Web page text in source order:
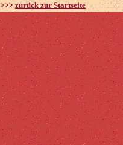
>>>zurück zur Startseite